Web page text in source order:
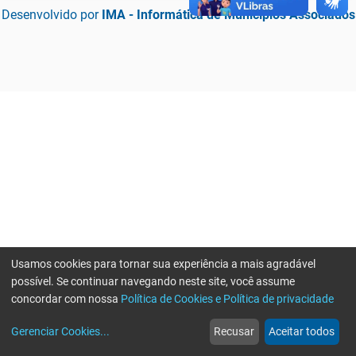
Desenvolvido por IMA - Informática de Municípios Associados
web
Notícias
more_horiz
Mais
Usamos cookies para tornar sua experiência a mais agradável
possível. Se continuar navegando neste site, você assume
concordar com nossa Política de Cookies e Política de privacidade
Gerenciar Cookies... Recusar Aceitar todos
Erro ao enviar informações, por favor tente novamente